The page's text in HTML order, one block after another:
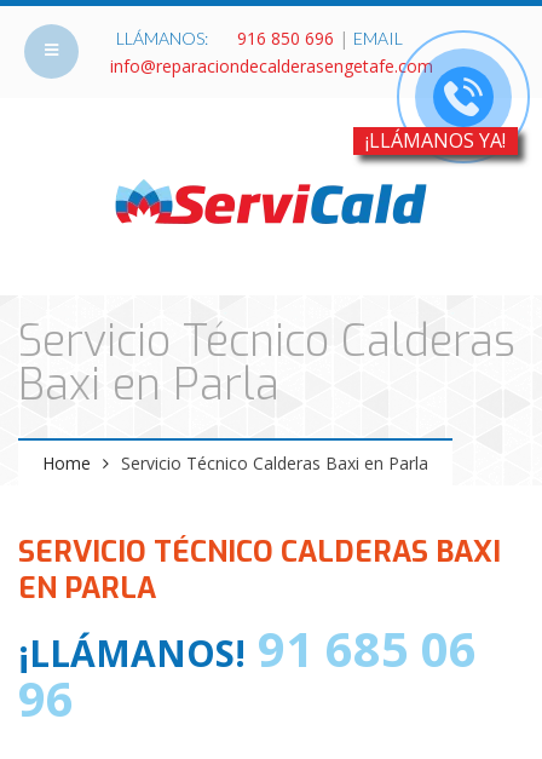
LLÁMANOS: 916 850 696 | EMAIL
info@reparaciondecalderasengetafe.com
Servicio Técnico Calderas
Baxi en Parla
Home Servicio Técnico Calderas Baxi en Parla
SERVICIO TÉCNICO CALDERAS BAXI
EN PARLA
¡LLÁMANOS! 91 685 06
96
¡LLÁMANOS YA!